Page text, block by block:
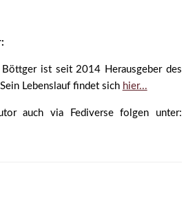
Böttger ist seit 2014 Herausgeber des
Lebenslauf findet sich hier...
auch via Fediverse folgen unter: